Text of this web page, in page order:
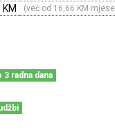
(već od 16,66 KM
3 radna dana